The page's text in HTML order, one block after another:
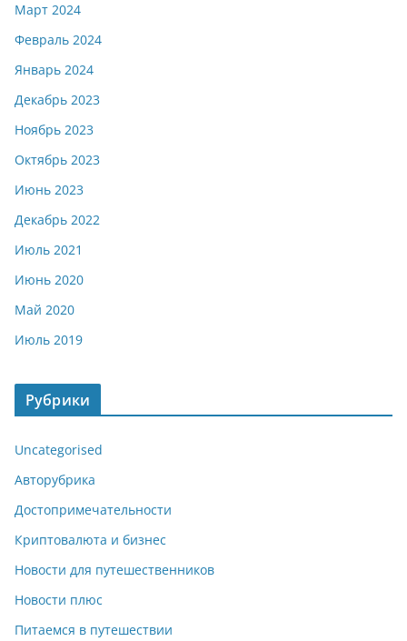
Март 2024
Февраль 2024
Январь 2024
Декабрь 2023
Ноябрь 2023
Октябрь 2023
Июнь 2023
Декабрь 2022
Июль 2021
Июнь 2020
Май 2020
Июль 2019
Рубрики
Uncategorised
Авторубрика
Достопримечательности
Криптовалюта и бизнес
Новости для путешественников
Новости плюс
Питаемся в путешествии